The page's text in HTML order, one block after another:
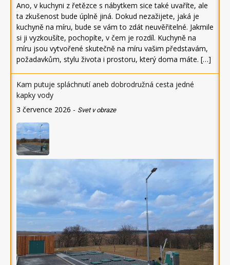
Ano, v kuchyni z řetězce s nábytkem sice také uvaříte, ale
ta zkušenost bude úplně jiná. Dokud nezažijete, jaká je
kuchyně na míru, bude se vám to zdát neuvěřitelné. Jakmile
si ji vyzkoušíte, pochopíte, v čem je rozdíl. Kuchyně na
míru jsou vytvořené skutečně na míru vašim představám,
požadavkům, stylu života i prostoru, který doma máte. […]
Kam putuje spláchnutí aneb dobrodružná cesta jedné
kapky vody
3 července 2026 - Svet v obraze